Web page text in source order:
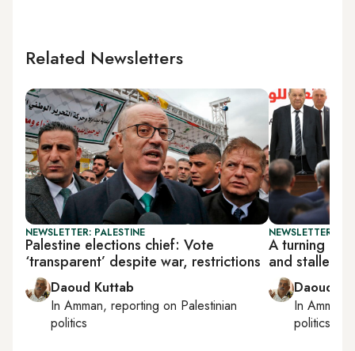
Related Newsletters
NEWSLETTER: PALESTINE
Palestine elections chief: Vote
‘transparent’ despite war, restrictions
Daoud Kuttab
In Amman, reporting on Palestinian
politics
NEWSLETTER:
A turning
and stalled
Daoud
InAmman
politics